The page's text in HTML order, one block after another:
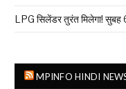
LPG सिलेंडर तुरंत मिलेगा!
MPINFO HINDI